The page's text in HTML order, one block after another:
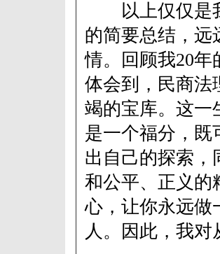
以上仅仅是我
的简要总结，远
情。回顾我20年
体会到，民商法
竭的宝库。这一
是一个福分，既
出自己的探索，
和公平、正义的
心，让你永远做
人。因此，我